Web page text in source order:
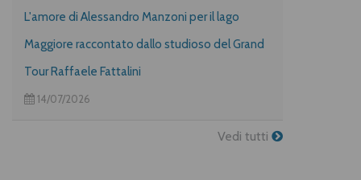
L'amore di Alessandro Manzoni per il lago
Maggiore raccontato dallo studioso del Grand
Tour Raffaele Fattalini
14/07/2026
Vedi tutti